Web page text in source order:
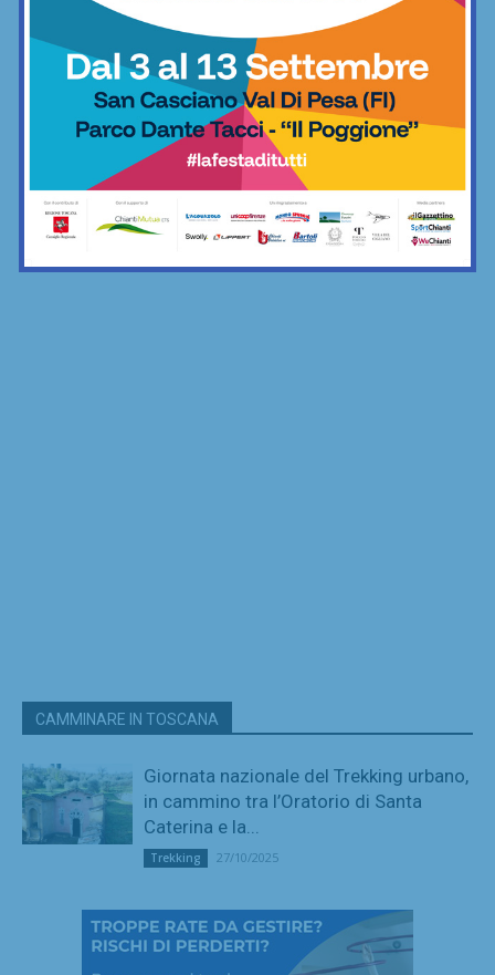
CAMMINARE IN TOSCANA
Giornata nazionale del Trekking urbano,
in cammino tra l’Oratorio di Santa
Caterina e la...
Trekking 27/10/2025